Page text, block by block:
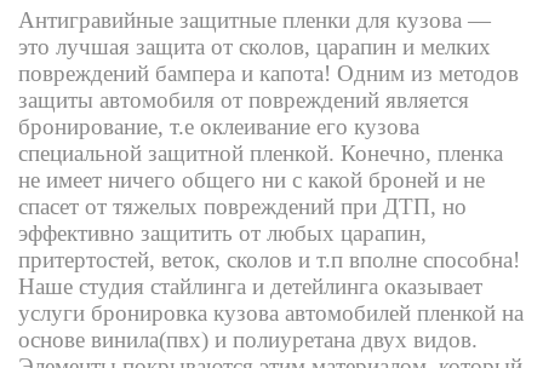
Антигравийные защитные пленки для кузова —
это лучшая защита от сколов, царапин и мелких
повреждений бампера и капота! Одним из методов
защиты автомобиля от повреждений является
бронирование, т.е оклеивание его кузова
специальной защитной пленкой. Конечно, пленка
не имеет ничего общего ни с какой броней и не
спасет от тяжелых повреждений при ДТП, но
эффективно защитить от любых царапин,
притертостей, веток, сколов и т.п вполне способна!
Наше студия стайлинга и детейлинга оказывает
услуги бронировка кузова автомобилей пленкой на
основе винила(пвх) и полиуретана двух видов.